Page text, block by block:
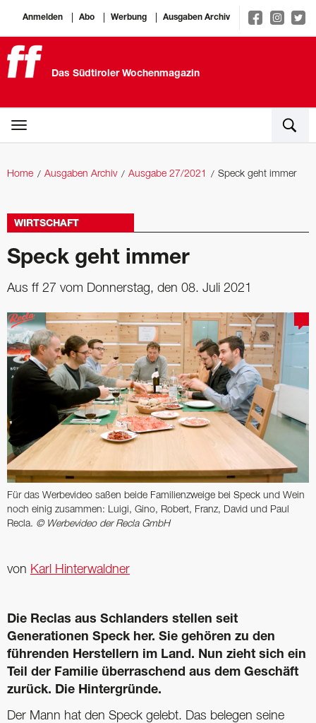
Anmelden Abo Werbung Ausgaben Archiv
Das Südtiroler Wochenmagazin
Home Ausgaben Archiv Ausgabe 27/2021 Speck geht immer
WIRTSCHAFT
Speck geht immer
Aus ff 27 vom Donnerstag, den 08. Juli 2021
Für das Werbevideo saßen beide Familienzweige bei Speck und Wein
noch einig zusammen: Luigi, Gino, Robert, Franz, David und Paul
Recla. © Werbevideo der Recla GmbH
von Karl Hinterwaldner
Die Reclas aus Schlanders stellen seit
Generationen Speck her. Sie gehören zu den
führenden Herstellern im Land. Nun zieht sich ein
Teil der Familie überraschend aus dem Geschäft
zurück. Die Hintergründe.
Der Mann hat den Speck gelebt. Das belegen seine